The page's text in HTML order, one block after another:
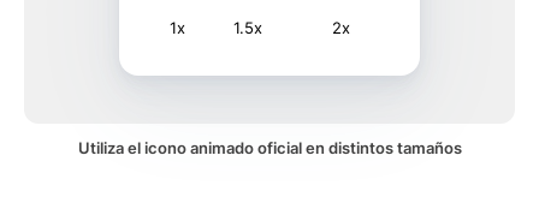
1x 1.5x 2x
Utiliza el icono animado oficial en distintos tamaños